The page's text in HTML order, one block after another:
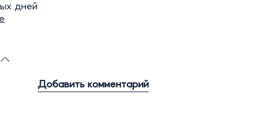
дней
Добавить комментарий